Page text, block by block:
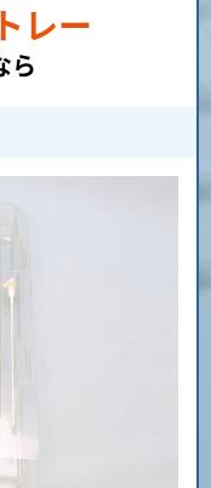
レー
ら